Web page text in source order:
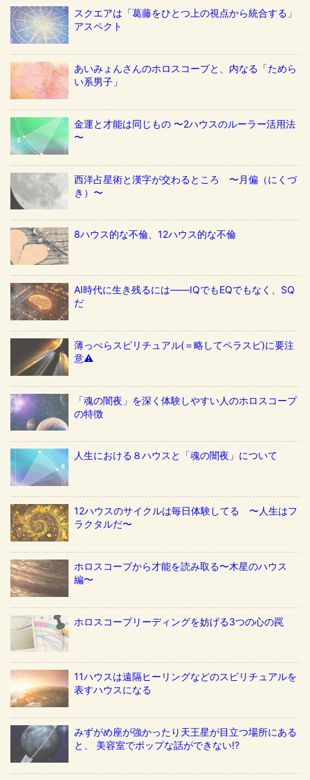
スクエアは「葛藤をひとつ上の視点から統合する」
アスペクト
あいみょんさんのホロスコープと、内なる「ためら
い系男子」
金運と才能は同じもの 〜2ハウスのルーラー活用法
〜
西洋占星術と漢字が交わるところ 〜月偏（にくづ
き）〜
8ハウス的な不倫、12ハウス的な不倫
AI時代に生き残るには——IQでもEQでもなく、SQ
だ
薄っぺらスピリチュアル(＝略してペラスピ)に要注
意⚠️
「魂の闇夜」を深く体験しやすい人のホロスコープ
の特徴
人生における８ハウスと「魂の闇夜」について
12ハウスのサイクルは毎日体験してる 〜人生はフ
ラクタルだ〜
ホロスコープから才能を読み取る〜木星のハウス
編〜
ホロスコープリーディングを妨げる3つの心の罠
11ハウスは遠隔ヒーリングなどのスピリチュアルを
表すハウスになる
みずがめ座が強かったり天王星が目立つ場所にある
と、 美容室でポップな話ができない!?